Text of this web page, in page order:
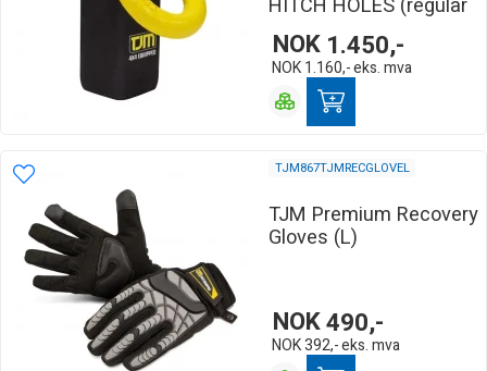
NOK 1.450,-
NOK 1.160,-eks. mva
TJM867TJMRECGLOVEL
TJM Premium Recovery
Gloves (L)
NOK490,-
NOK392,-eks. mva